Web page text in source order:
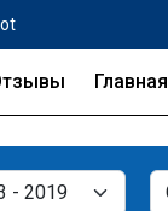
Главная